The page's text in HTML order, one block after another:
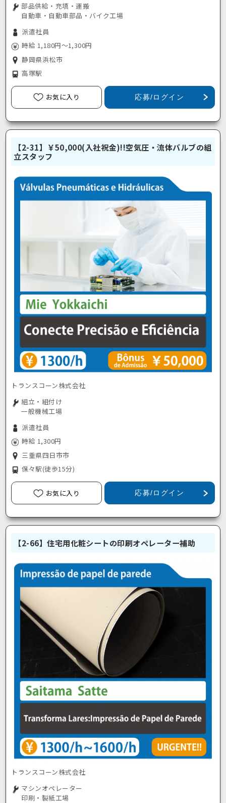
部品供給・充填・運搬
自動車・自動車部品・バイク工場
派遣社員
時給 1,180円～1,300円
静岡県浜松市
高塚駅
お気に入り 応募/ログイン
【2-31】￥50,000(入社祝金)!!空気圧・流体バルブの組
立スタッフ
トランスコーン株式会社
組立・組付け
一般機械工場
派遣社員
時給 1,300円
三重県四日市市
保々駅(徒歩15分)
お気に入り 応募/ログイン
【2-66】住宅用化粧シートの印刷オペレーター補助
トランスコーン株式会社
マシンオペレーター
印刷・製紙工場